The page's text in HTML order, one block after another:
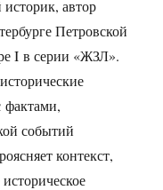
автор
Петровской
I в серии «ЖЗЛ».
фактами,
событий
контекст,